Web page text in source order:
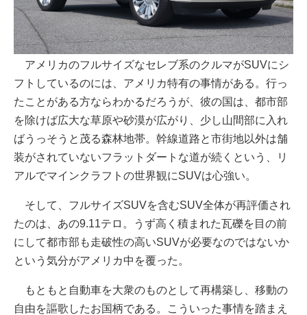
アメリカのフルサイズなセレブ系のクルマがSUVにシ
フトしているのには、アメリカ特有の事情がある。行っ
たことがある方ならわかるだろうが、彼の国は、都市部
を除けば広大な草原や砂漠が広がり、少し山間部に入れ
ばうっそうと茂る森林地帯。幹線道路と市街地以外は舗
装がされていないフラットダートな道が続くという、リ
アルでマインクラフトの世界観にSUVは心強い。
そして、フルサイズSUVを含むSUV全体が再評価され
たのは、あの9.11テロ。うず高く積まれた瓦礫を目の前
にして都市部も走破性の高いSUVが必要なのではないか
という気分がアメリカ中を覆った。
もともと自動車を大衆のものとして再構築し、移動の
自由を謳歌したお国柄である。こういった事情を踏まえ